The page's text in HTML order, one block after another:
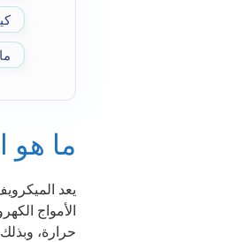
ما هو
يعد
الأمواج
حرارة،